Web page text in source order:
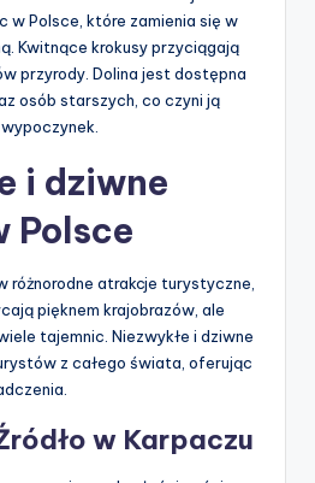
w Polsce, które zamienia się w
Kwitnące krokusy przyciągają
przyrody. Dolina jest dostępna
osób starszych, co czyni ją
i dziwne
Polsce
różnorodne atrakcje turystyczne,
pięknem krajobrazów, ale
tajemnic. Niezwykłe i dziwne
z całego świata, oferując
w Karpaczu